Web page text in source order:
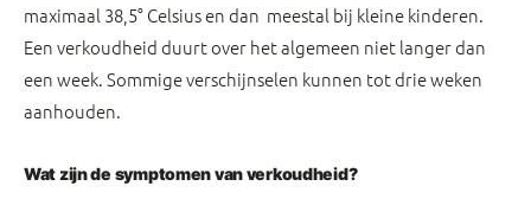
maximaal 38,5° Celsius en dan meestal bij kleine kinderen.
Een verkoudheid duurt over het algemeen niet langer dan
een week. Sommige verschijnselen kunnen tot drie weken
aanhouden.
Wat zijn de symptomen van verkoudheid?